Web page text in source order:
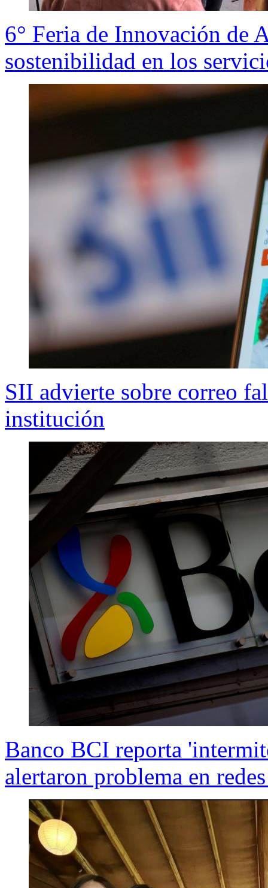
6° Feria de Innovación de
sostenibilidad en los
SII advierte sobre correo
institución
Banco BCI reporta
alertaron problema en